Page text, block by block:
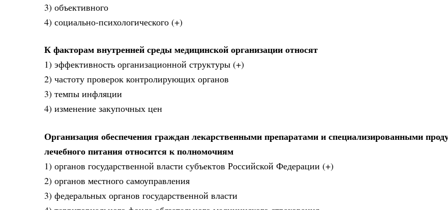
3) объективного
4) социально-психологического (+)
К факторам внутренней среды медицинской организации относят
1) эффективность организационной структуры (+)
2) частоту проверок контролирующих органов
3) темпы инфляции
4) изменение закупочных цен
Организация обеспечения граждан лекарственными препаратами и специализированными
лечебного питания относится к полномочиям
1) органов государственной власти субъектов Российской Федерации (+)
2) органов местного самоуправления
3) федеральных органов государственной власти